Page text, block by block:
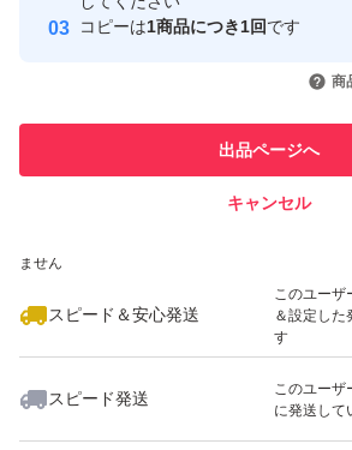
新玉ねぎの保存方法
そのため「常温で長期保存」は向きま
一番おすすめ：冷蔵保存
野菜室に保存
保存期間
約1週間〜10日
引を完了
での取引実
ません
スピード＆安心発送
このユーザ
＆設定した
す
スピード発送
このユーザ
に発送して
コピーは1商品につき1回です
商
出品ページへ
キャンセル